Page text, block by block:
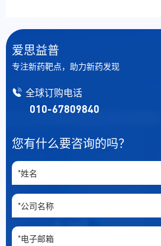
爱思益普
专注新药靶点，助力新药发现
全球订购电话
010-67809840
您有什么要咨询的吗？